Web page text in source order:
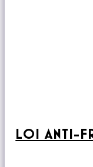
LOI ANTI-